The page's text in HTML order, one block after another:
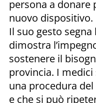
persona a donare
nuovo dispositivo.
Il suo gesto segna
dimostra
sostenere il
provincia. I
una procedura
e che si può